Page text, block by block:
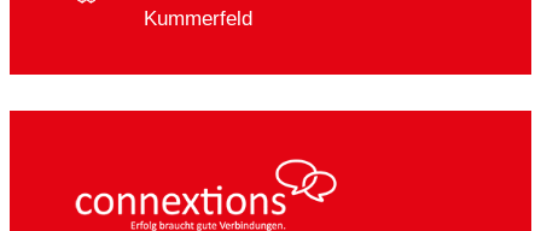
Kummerfeld